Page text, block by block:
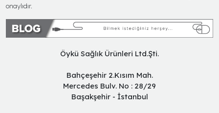
onaylıdır.
Öykü Sağlık Ürünleri Ltd.Şti.
Bahçeşehir 2.Kısım Mah.
Mercedes Bulv. No : 28/29
Başakşehir - İstanbul